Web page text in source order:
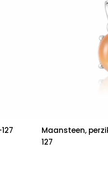
Maansteen,
127